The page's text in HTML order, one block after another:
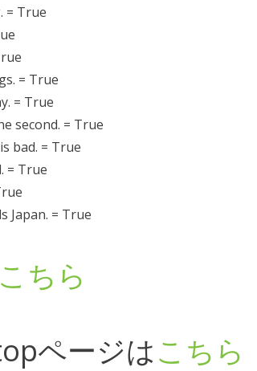
= True
= True
= True
second. = True
bad. = True
= True
Japan. = True
こちら
ページはこちら